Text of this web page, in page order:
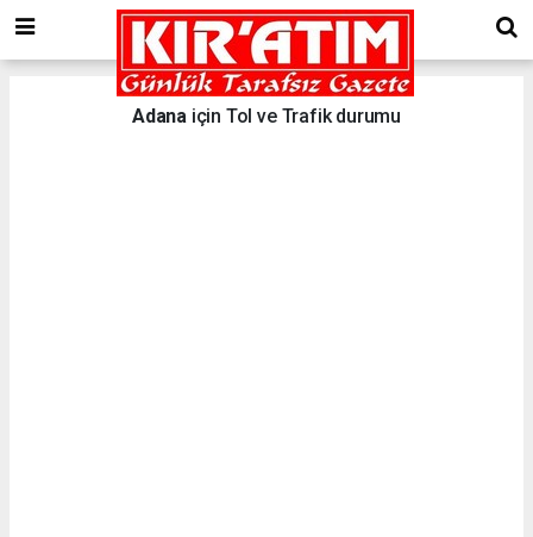
Adana için Tol ve Trafik durumu